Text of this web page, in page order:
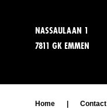
NASSAULAAN 1
7811 GK EMMEN
Home Contact